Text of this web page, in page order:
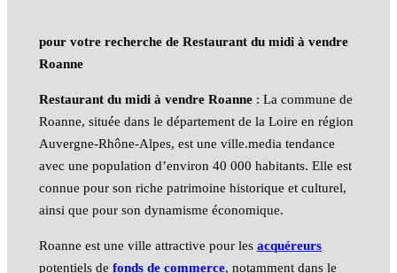
pour votre recherche de Restaurant du midi à vendre
Roanne
Restaurant du midi à vendre Roanne: La commune de
Roanne, située dans le département de la Loire en région
Auvergne-Rhône-Alpes, est une ville.media tendance
avec une population d’environ 40 000 habitants. Elle est
connue pour son riche patrimoine historique et culturel,
ainsi que pour son dynamisme économique.
Roanne est une ville attractive pour les acquéreurs
potentiels de fonds de commerce, notamment dans le